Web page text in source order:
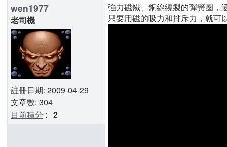
wen1977
老司機
註冊日期: 2009-04-29
文章數: 304
目前積分 : 2
強力磁鐵、銅線繞製的彈簧圈，
只要用磁的吸力和排斥力，就可